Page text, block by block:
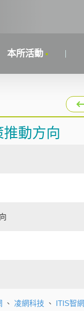
本所活動
動方向
、 凌網科技 、 ITIS智網